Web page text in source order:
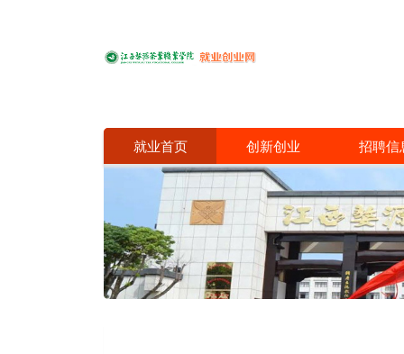
就业首页 创新创业 招聘信